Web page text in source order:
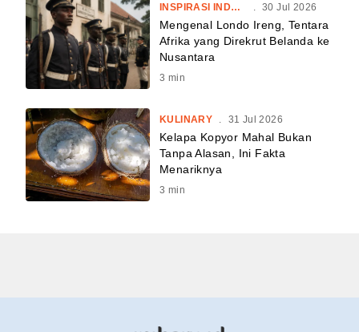
INSPIRASI INDONESIA 30 Jul 2026
Mengenal Londo Ireng, Tentara
Afrika yang Direkrut Belanda ke
Nusantara
3 min
KULINARY 31 Jul 2026
Kelapa Kopyor Mahal Bukan
Tanpa Alasan, Ini Fakta
Menariknya
3 min